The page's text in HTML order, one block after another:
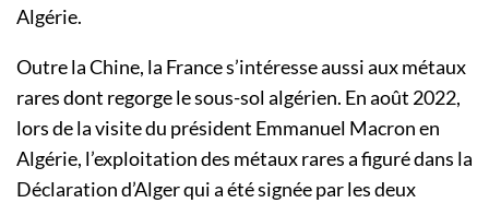
Algérie.
Outre la Chine, la France s’intéresse aussi aux métaux
rares dont regorge le sous-sol algérien. En août 2022,
lors de la visite du président Emmanuel Macron en
Algérie, l’exploitation des métaux rares a figuré dans la
Déclaration d’Alger qui a été signée par les deux